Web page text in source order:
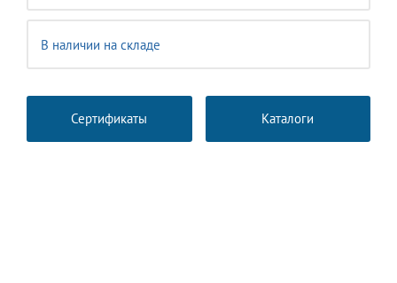
В наличии на складе
Сертификаты Каталоги